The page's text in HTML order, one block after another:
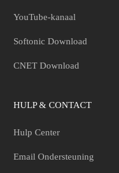
YouTube-kanaal
Softonic Download
CNET Download
HULP & CONTACT
Hulp Center
Email Ondersteuning